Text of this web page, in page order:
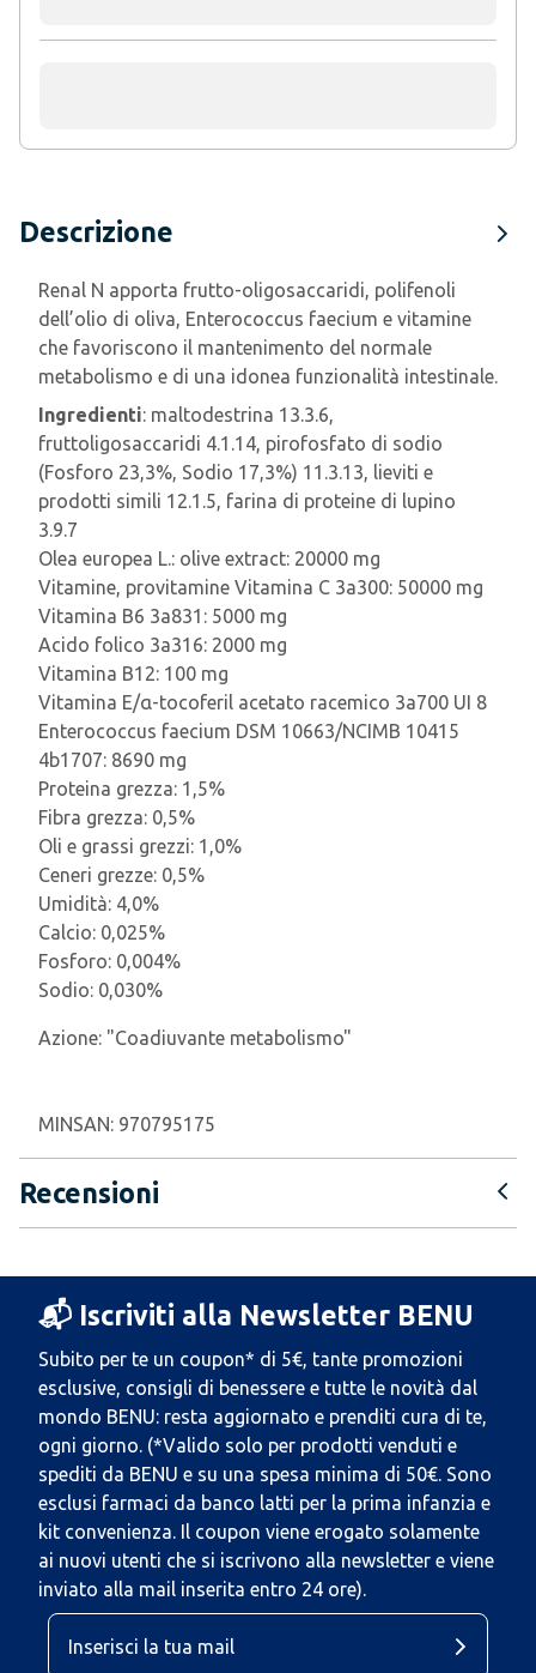
Descrizione
Renal N apporta frutto-oligosaccaridi, polifenoli
dell’olio di oliva, Enterococcus faecium e vitamine
che favoriscono il mantenimento del normale
metabolismo e di una idonea funzionalità intestinale.
Ingredienti: maltodestrina 13.3.6,
fruttoligosaccaridi 4.1.14, pirofosfato di sodio
(Fosforo 23,3%, Sodio 17,3%) 11.3.13, lieviti e
prodotti simili 12.1.5, farina di proteine di lupino
3.9.7
Olea europea L.: olive extract: 20000 mg
Vitamine, provitamine Vitamina C 3a300: 50000 mg
Vitamina B6 3a831: 5000 mg
Acido folico 3a316: 2000 mg
Vitamina B12: 100 mg
Vitamina E/α-tocoferil acetato racemico 3a700 UI 8
Enterococcus faecium DSM 10663/NCIMB 10415
4b1707: 8690 mg
Proteina grezza: 1,5%
Fibra grezza: 0,5%
Oli e grassi grezzi: 1,0%
Ceneri grezze: 0,5%
Umidità: 4,0%
Calcio: 0,025%
Fosforo: 0,004%
Sodio: 0,030%
Azione: "Coadiuvante metabolismo"
MINSAN: 970795175
Recensioni
📬 Iscriviti alla Newsletter BENU
Subito per te un coupon* di 5€, tante promozioni
esclusive, consigli di benessere e tutte le novità dal
mondo BENU: resta aggiornato e prenditi cura di te,
ogni giorno. (*Valido solo per prodotti venduti e
spediti da BENU e su una spesa minima di 50€. Sono
esclusi farmaci da banco latti per la prima infanzia e
kit convenienza. Il coupon viene erogato solamente
ai nuovi utenti che si iscrivono alla newsletter e viene
inviato alla mail inserita entro 24 ore).